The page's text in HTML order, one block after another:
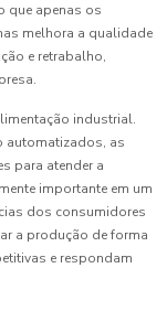
que apenas os
melhora a qualidade
e retrabalho,
industrial.
automatizados, as
para atender a
importante em um
dos consumidores
a produção de forma
e respondam